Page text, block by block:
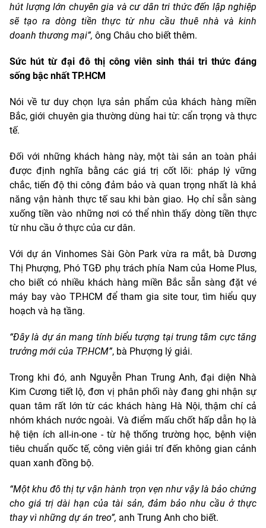
hút lượng lớn chuyên gia và cư dân tri thức đến lập nghiệp
sẽ tạo ra dòng tiền thực từ nhu cầu thuê nhà và kinh
doanh thương mại”, ông Châu cho biết thêm.
Sức hút từ đại đô thị công viên sinh thái tri thức đáng
sống bậc nhất TP.HCM
Nói về tư duy chọn lựa sản phẩm của khách hàng miền
Bắc, giới chuyên gia thường dùng hai từ: cẩn trọng và thực
tế.
Đối với những khách hàng này, một tài sản an toàn phải
được định nghĩa bằng các giá trị cốt lõi: pháp lý vững
chắc, tiến độ thi công đảm bảo và quan trọng nhất là khả
năng vận hành thực tế sau khi bàn giao. Họ chỉ sẵn sàng
xuống tiền vào những nơi có thể nhìn thấy dòng tiền thực
từ nhu cầu ở thực của cư dân.
Với dự án Vinhomes Sài Gòn Park vừa ra mắt, bà Dương
Thị Phượng, Phó TGĐ phụ trách phía Nam của Home Plus,
cho biết có nhiều khách hàng miền Bắc sẵn sàng đặt vé
máy bay vào TP.HCM để tham gia site tour, tìm hiểu quy
hoạch và hạ tầng.
“Đây là dự án mang tính biểu tượng tại trung tâm cực tăng
trưởng mới của TP.HCM”, bà Phượng lý giải.
Trong khi đó, anh Nguyễn Phan Trung Anh, đại diện Nhà
Kim Cương tiết lộ, đơn vị phân phối này đang ghi nhận sự
quan tâm rất lớn từ các khách hàng Hà Nội, thậm chí cả
nhóm khách nước ngoài. Và điểm mấu chốt hấp dẫn họ là
hệ tiện ích all-in-one - từ hệ thống trường học, bệnh viện
tiêu chuẩn quốc tế, công viên giải trí đến không gian cảnh
quan xanh đồng bộ.
“Một khu đô thị tự vận hành trọn vẹn như vậy là bảo chứng
cho giá trị dài hạn của tài sản, đảm bảo nhu cầu ở thực
thay vì những dự án treo”, anh Trung Anh cho biết.